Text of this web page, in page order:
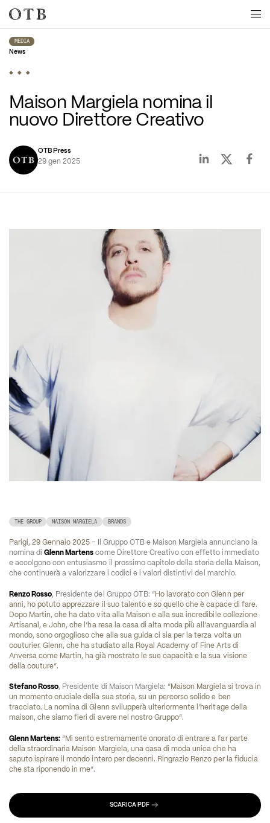
Skip to main content
MEDIA
News
Maison Margiela nomina il
nuovo Direttore Creativo
OTB Press
29 gen 2025
THE GROUP MAISON MARGIELA BRANDS
Parigi, 29 Gennaio 2025 – Il Gruppo OTB e Maison Margiela annunciano la
nomina di Glenn Martens come Direttore Creativo con effetto immediato
e accolgono con entusiasmo il prossimo capitolo della storia della Maison,
che continuerà a valorizzare i codici e i valori distintivi del marchio.
Renzo Rosso, Presidente del Gruppo OTB: “Ho lavorato con Glenn per
anni, ho potuto apprezzare il suo talento e so quello che è capace di fare.
Dopo Martin, che ha dato vita alla Maison e alla sua incredibile collezione
Artisanal, e John, che l’ha resa la casa di alta moda più all’avanguardia al
mondo, sono orgoglioso che alla sua guida ci sia per la terza volta un
couturier. Glenn, che ha studiato alla Royal Academy of Fine Arts di
Anversa come Martin, ha già mostrato le sue capacità e la sua visione
della couture”.
Stefano Rosso, Presidente di Maison Margiela: “Maison Margiela si trova in
un momento cruciale della sua storia, su un percorso solido e ben
tracciato. La nomina di Glenn svilupperà ulteriormente l’heritage della
maison, che siamo fieri di avere nel nostro Gruppo”.
Glenn Martens: “Mi sento estremamente onorato di entrare a far parte
della straordinaria Maison Margiela, una casa di moda unica che ha
saputo ispirare il mondo intero per decenni. Ringrazio Renzo per la fiducia
che sta riponendo in me”.
SCARICA PDF